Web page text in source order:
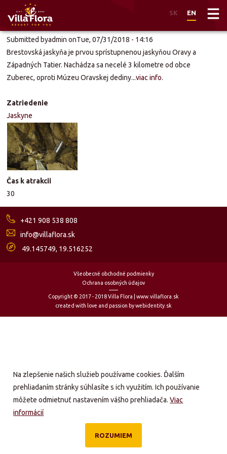
Skip
content
SK EN
Submitted byadmin onTue, 07/31/2018 - 14:16
Brestovská jaskyňa je prvou sprístupnenou jaskyňou Oravy a
Západných Tatier. Nachádza sa necelé 3 kilometre od obce
Zuberec, oproti Múzeu Oravskej dediny...viac info.
Zatriedenie
Jaskyne
Čas k atrakcii
30
+421 908 538 808
info@villaflora.sk
49.145749, 19.516252
Všeobecné obchodné podmienky
Ochrana osobných údajov
Copyright © 2017 - 2018 Villa Flora | www.villaflora.sk
created with love and passion by webidentity.sk
Na zlepšenie našich služieb používame cookies. Ďalším
prehliadaním stránky súhlasíte s ich využitím. Ich používanie
môžete odmietnuť nastavením vášho prehliadača.Viac
informácií
ROZUMIEM